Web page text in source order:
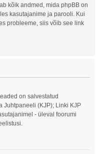
kõik andmed, mida phpBB on
kasutajanime ja parooli. Kui
probleeme, siis võib see link
on salvestatud
Juhtpaneeli (KJP); Linki KJP
- üleval foorumi